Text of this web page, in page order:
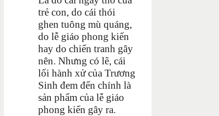
trẻ con, do cái thói
ghen tuông mù quáng,
do lễ giáo phong kiến
hay do chiến tranh gây
nên. Nhưng có lẽ, cái
lối hành xử của Trương
Sinh đem đến chính là
sản phẩm của lễ giáo
phong kiến gây ra.